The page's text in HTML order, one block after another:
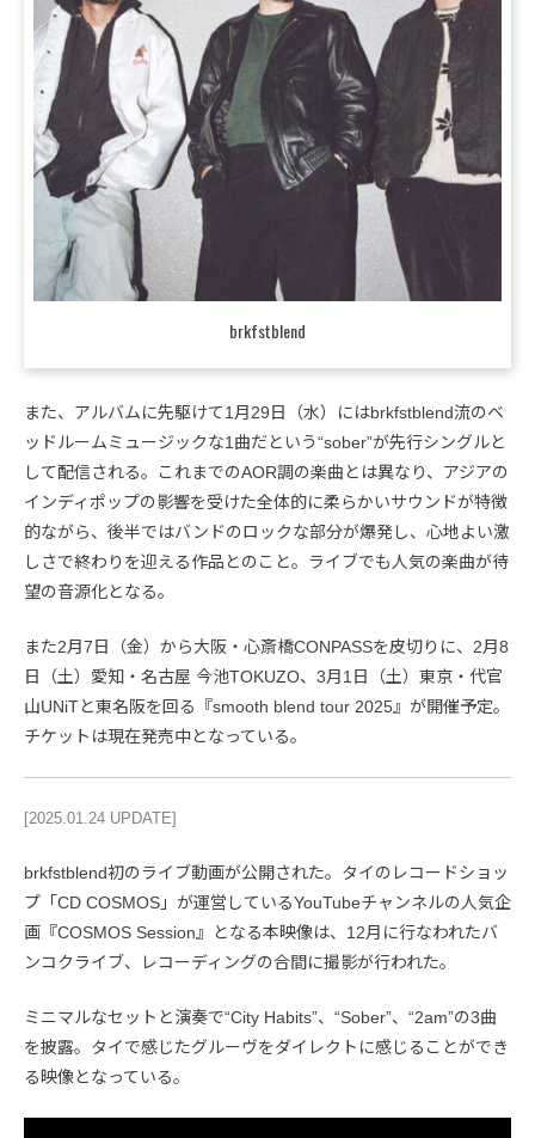
brkfstblend
また、アルバムに先駆けて1月29日（水）にはbrkfstblend流のベ
ッドルームミュージックな1曲だという“sober”が先行シングルと
して配信される。これまでのAOR調の楽曲とは異なり、アジアの
インディポップの影響を受けた全体的に柔らかいサウンドが特徴
的ながら、後半ではバンドのロックな部分が爆発し、心地よい激
しさで終わりを迎える作品とのこと。ライブでも人気の楽曲が待
望の音源化となる。
また2月7日（金）から大阪・心斎橋CONPASSを皮切りに、2月8
日（土）愛知・名古屋 今池TOKUZO、3月1日（土）東京・代官
山UNiTと東名阪を回る『smooth blend tour 2025』が開催予定。
チケットは現在発売中となっている。
[2025.01.24 UPDATE]
brkfstblend初のライブ動画が公開された。タイのレコードショッ
プ「CD COSMOS」が運営しているYouTubeチャンネルの人気企
画『COSMOS Session』となる本映像は、12月に行なわれたバ
ンコクライブ、レコーディングの合間に撮影が行われた。
ミニマルなセットと演奏で“City Habits”、“Sober”、“2am”の3曲
を披露。タイで感じたグルーヴをダイレクトに感じることができ
る映像となっている。